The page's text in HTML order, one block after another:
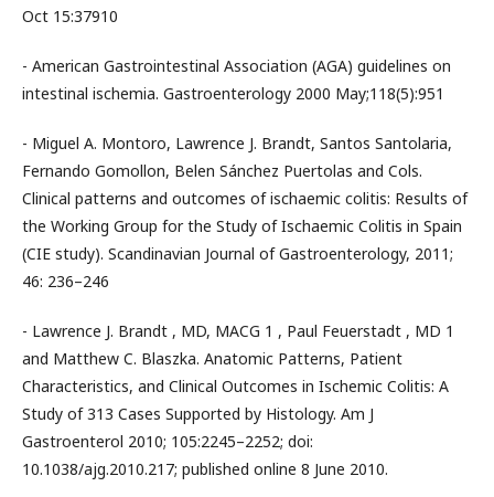
Oct 15:37910
- American Gastrointestinal Association (AGA) guidelines on
intestinal ischemia. Gastroenterology 2000 May;118(5):951
- Miguel A. Montoro, Lawrence J. Brandt, Santos Santolaria,
Fernando Gomollon, Belen Sánchez Puertolas and Cols.
Clinical patterns and outcomes of ischaemic colitis: Results of
the Working Group for the Study of Ischaemic Colitis in Spain
(CIE study). Scandinavian Journal of Gastroenterology, 2011;
46: 236–246
- Lawrence J. Brandt , MD, MACG 1 , Paul Feuerstadt , MD 1
and Matthew C. Blaszka. Anatomic Patterns, Patient
Characteristics, and Clinical Outcomes in Ischemic Colitis: A
Study of 313 Cases Supported by Histology. Am J
Gastroenterol 2010; 105:2245–2252; doi:
10.1038/ajg.2010.217; published online 8 June 2010.